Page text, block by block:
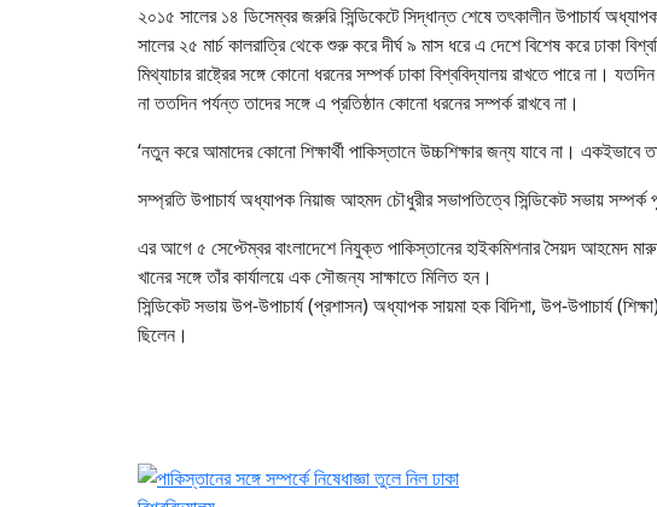
২০১৫ সালের ১৪ ডিসেম্বর জরুরি সিন্ডিকেটে সিদ্ধান্ত শেষে তৎকালীন উপাচার্য
সালের ২৫ মার্চ কালরাত্রি থেকে শুরু করে দীর্ঘ ৯ মাস ধরে এ দেশে বিশেষ করে ঢাকা
মিথ্যাচার রাষ্ট্রের সঙ্গে কোনো ধরনের সম্পর্ক ঢাকা বিশ্ববিদ্যালয় রাখতে পারে না।
না ততদিন পর্যন্ত তাদের সঙ্গে এ প্রতিষ্ঠান কোনো ধরনের সম্পর্ক রাখবে না।
‘নতুন করে আমাদের কোনো শিক্ষার্থী পাকিস্তানে উচ্চশিক্ষার জন্য যাবে না।
সম্প্রতি উপাচার্য অধ্যাপক নিয়াজ আহমদ চৌধুরীর সভাপতিত্বে সিন্ডিকেট সভায় সম্পর্ক
এর আগে ৫ সেপ্টেম্বর বাংলাদেশে নিযুক্ত পাকিস্তানের হাইকমিশনার সৈয়দ আহমেদ
খানের সঙ্গে তাঁর কার্যালয়ে এক সৌজন্য সাক্ষাতে মিলিত হন।
সিন্ডিকেট সভায় উপ-উপাচার্য (প্রশাসন) অধ্যাপক সায়মা হক বিদিশা, উপ-উপাচার্য
ছিলেন।